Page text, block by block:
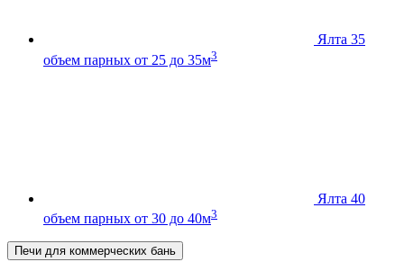
Ялта 35
объем парных от 25 до 35м3
Ялта 40
объем парных от 30 до 40м3
Печи для коммерческих бань